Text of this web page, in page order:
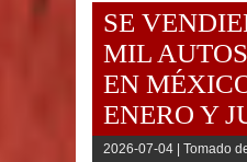
SE
MIL
EN
ENERO Y
2026-07-04 | Tomado